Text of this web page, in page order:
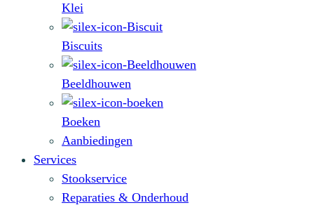
Klei
Biscuits
Beeldhouwen
Boeken
Aanbiedingen
Services
Stookservice
Reparaties & Onderhoud